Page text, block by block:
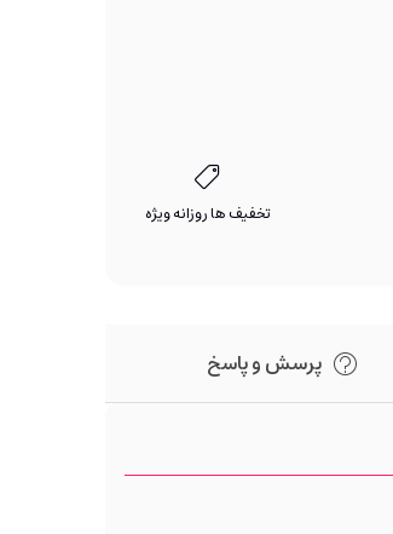
تخفیف ها روزانه ویژه
پرسش و پاسخ